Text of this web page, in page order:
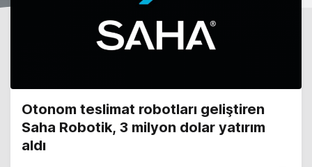
Otonom teslimat robotları geliştiren
Saha Robotik, 3 milyon dolar yatırım
aldı